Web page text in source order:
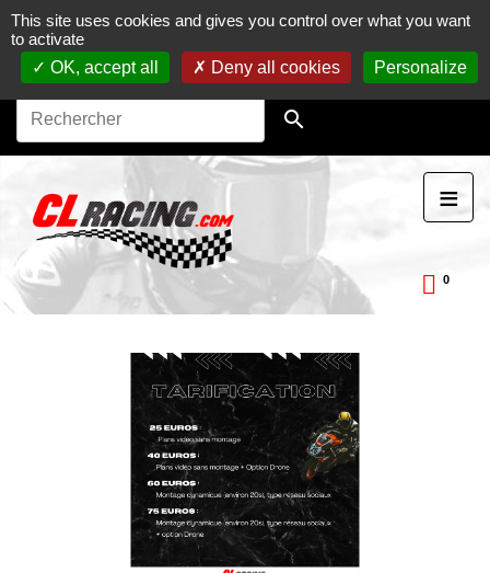
Journées, stages et baptêmes moto sur circuit.Vente en
ligne de pièces détachées moto.
préparation moto

≡
0
This site uses cookies and gives you control over what you want
to activate
OK, accept all
Deny all cookies Personalize